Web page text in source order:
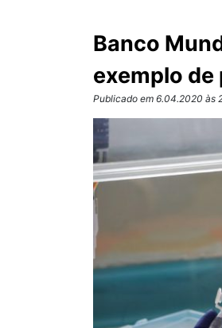
Banco
exemplo
Publicado em 6.04.2020 às